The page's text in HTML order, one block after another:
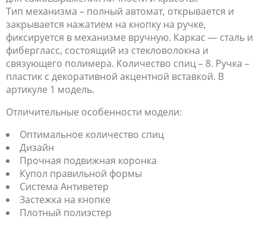
Тип механизма – полный автомат, открывается и
закрывается нажатием на кнопку на ручке,
фиксируется в механизме вручную. Каркас — сталь и
фибергласс, состоящий из стекловолокна и
связующего полимера. Количество спиц – 8. Ручка –
пластик с декоративной акцентной вставкой. В
артикуле 1 модель.
Отличительные особенности модели:
Оптимальное количество спиц
Дизайн
Прочная подвижная коронка
Купол правильной формы
Система Антиветер
Застежка на кнопке
Плотный полиэстер